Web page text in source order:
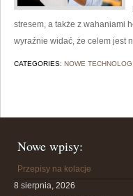
stresem, a także z wahaniami
wyraźnie widać, że celem jest
CATEGORIES: NOWE
Nowe wpisy:
Przepisy na kolacje
8 sierpnia, 2026